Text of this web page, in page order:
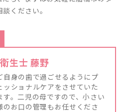
ください。
生士 藤野
自身の歯で過ごせるようにプ
ッショナルケアをさせていた
す。二児の母ですので、小さい
のお口の管理もお任せくださ